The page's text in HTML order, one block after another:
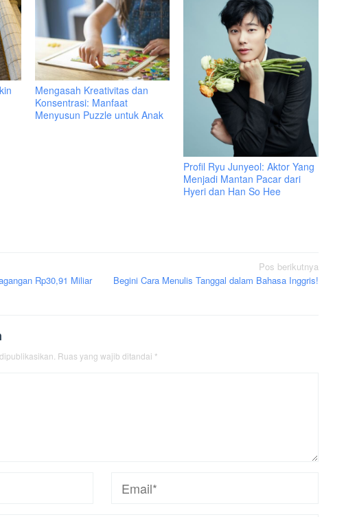
Mengasah Kreativitas dan
Konsentrasi: Manfaat
Menyusun Puzzle untuk Anak
Profil Ryu Junyeol: Aktor Yang
Menjadi Mantan Pacar dari
Hyeri dan Han So Hee
Rp30,91 Miliar
Pos berikutnya
Begini Cara Menulis Tanggal dalam Bahasa Inggris!
Ruas yang wajib ditandai *